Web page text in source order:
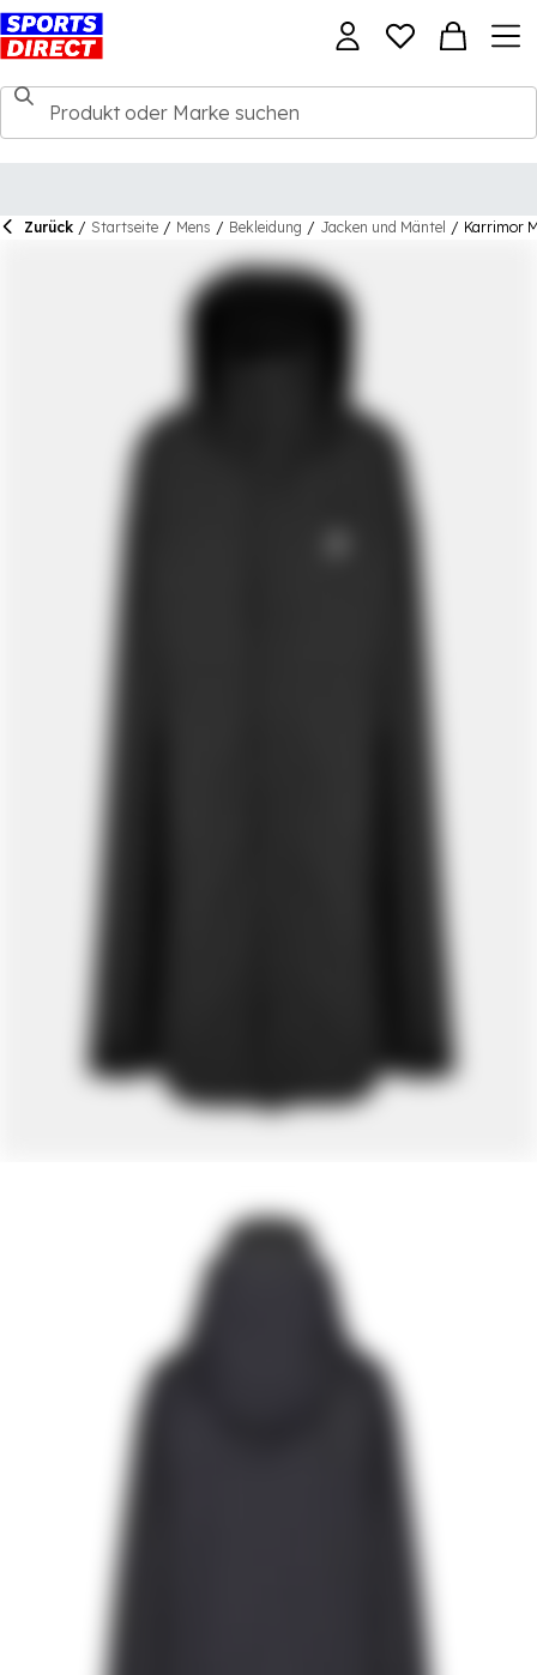
Zurück / Startseite / Mens / Bekleidung / Jacken und Mäntel / Karrimor